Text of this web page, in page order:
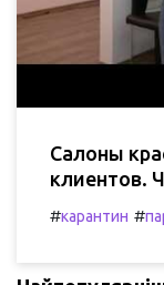
Салоны
клиентов.
#карантин #